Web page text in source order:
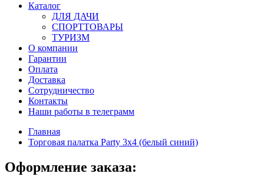
Каталог
ДЛЯ ДАЧИ
СПОРТТОВАРЫ
ТУРИЗМ
О компании
Гарантии
Оплата
Доставка
Сотрудничество
Контакты
Наши работы в телеграмм
Главная
Торговая палатка Party 3x4 (белый синий)
Оформление заказа: